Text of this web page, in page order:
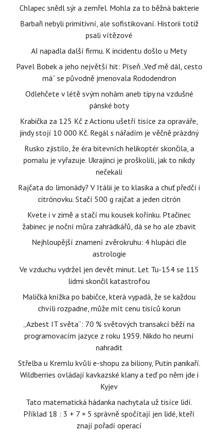
Chlapec snědl sýr a zemřel. Mohla za to běžná bakterie
Barbaři nebyli primitivní, ale sofistikovaní. Historii totiž
psali vítězové
AI napadla další firmu. K incidentu došlo u Mety
Pavel Bobek a jeho největší hit: Píseň „Veď mě dál, cesto
má“ se původně jmenovala Rododendron
Odlehčete v létě svým nohám aneb tipy na vzdušné
pánské boty
Krabička za 125 Kč z Actionu ušetří tisíce za opraváře,
jindy stojí 10 000 Kč. Regál s nářadím je věčně prázdný
Rusko zjistilo, že éra bitevních helikoptér skončila, a
pomalu je vyřazuje. Ukrajinci je proškolili, jak to nikdy
nečekali
Rajčata do limonády? V Itálii je to klasika a chuť předčí i
citrónovku. Stačí 500 g rajčat a jeden citrón
Kvete i v zimě a stačí mu kousek kořínku. Ptačinec
žabinec je noční můra zahrádkářů, dá se ho ale zbavit
Nejhloupější znamení zvěrokruhu: 4 hlupáci dle
astrologie
Ve vzduchu vydržel jen devět minut. Let Tu-154 se 115
lidmi skončil katastrofou
Maličká knížka po babičce, která vypadá, že se každou
chvíli rozpadne, může mít cenu tisíců korun
„Azbest IT světa“: 70 % světových transakcí běží na
programovacím jazyce z roku 1959. Nikdo ho neumí
nahradit
Střelba u Kremlu kvůli e-shopu za biliony, Putin panikaří.
Wildberries ovládají kavkazské klany a teď po něm jde i
Kyjev
Tato matematická hádanka nachytala už tisíce lidí.
Příklad 18 : 3 + 7 × 5 správně spočítají jen lidé, kteří
znají pořadí operací